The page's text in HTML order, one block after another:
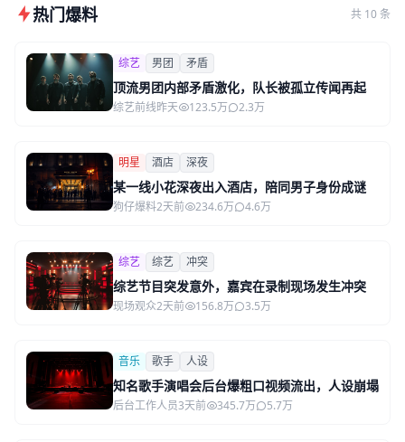
热门爆料 共 10 条
综艺 男团 矛盾
顶流男团内部矛盾激化，队长被孤立传闻再起
综艺前线昨天 123.5万 2.3万
明星 酒店 深夜
某一线小花深夜出入酒店，陪同男子身份成谜
狗仔爆料2天前 234.6万 4.6万
综艺 综艺 冲突
综艺节目突发意外，嘉宾在录制现场发生冲突
现场观众2天前 156.8万 3.5万
音乐 歌手 人设
知名歌手演唱会后台爆粗口视频流出，人设崩塌
后台工作人员3天前 345.7万 5.7万